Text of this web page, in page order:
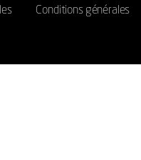
Conditions générales